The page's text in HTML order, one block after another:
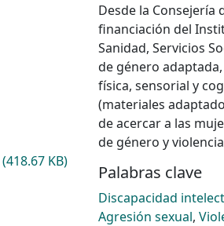
(418.67 KB)
Desde la Consejería
financiación del
Sanidad, Servicios
de género
física, sensorial y
(materiales
de acercar a las
de género y
Palabras clave
Discapacidad
Agresión sexual,